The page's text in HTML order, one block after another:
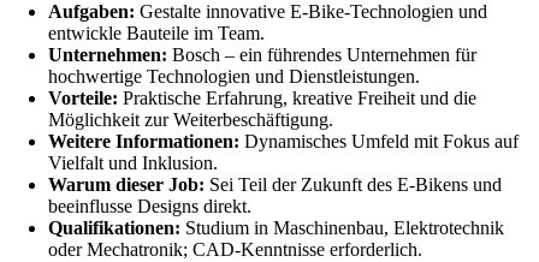
Aufgaben: Gestalte innovative E-Bike-Technologien und
entwickle Bauteile im Team.
Unternehmen: Bosch – ein führendes Unternehmen für
hochwertige Technologien und Dienstleistungen.
Vorteile: Praktische Erfahrung, kreative Freiheit und die
Möglichkeit zur Weiterbeschäftigung.
Weitere Informationen: Dynamisches Umfeld mit Fokus auf
Vielfalt und Inklusion.
Warum dieser Job: Sei Teil der Zukunft des E-Bikens und
beeinflusse Designs direkt.
Qualifikationen: Studium in Maschinenbau, Elektrotechnik
oder Mechatronik; CAD-Kenntnisse erforderlich.